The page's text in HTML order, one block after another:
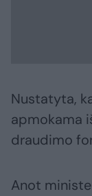
Nustatyta,
apmokama
draudimo
Anot